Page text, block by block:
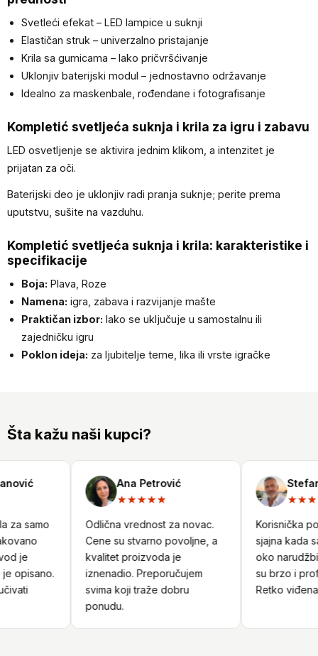
Svetleći efekat – LED lampice u suknji
Elastičan struk – univerzalno pristajanje
Krila sa gumicama – lako pričvršćivanje
Uklonjiv baterijski modul – jednostavno održavanje
Idealno za maskenbale, rođendane i fotografisanje
Kompletić svetljeća suknja i krila za igru i zabavu
LED osvetljenje se aktivira jednim klikom, a intenzitet je
prijatan za oči.
Baterijski deo je uklonjiv radi pranja suknje; perite prema
uputstvu, sušite na vazduhu.
Kompletić svetljeća suknja i krila: karakteristike i
specifikacije
Boja: Plava, Roze
Namena: igra, zabava i razvijanje mašte
Praktičan izbor: lako se uključuje u samostalnu ili
zajedničku igru
Poklon ideja: za ljubitelje teme, lika ili vrste igračke
Šta kažu naši kupci?
samo
je
opisano.
Ana Petrović
★★★★★
Odlična vrednost za novac.
Cene su stvarno povoljne, a
kvalitet proizvoda je
iznenadio. Preporučujem
svima koji traže dobru
ponudu.
Stefan
Korisnička
sjajna kada
oko
su brzo i
Retko viđena